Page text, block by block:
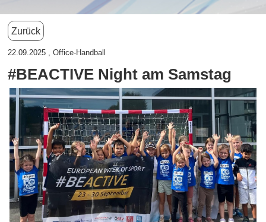
Zurück
22.09.2025 , Office-Handball
#BEACTIVE Night am Samstag